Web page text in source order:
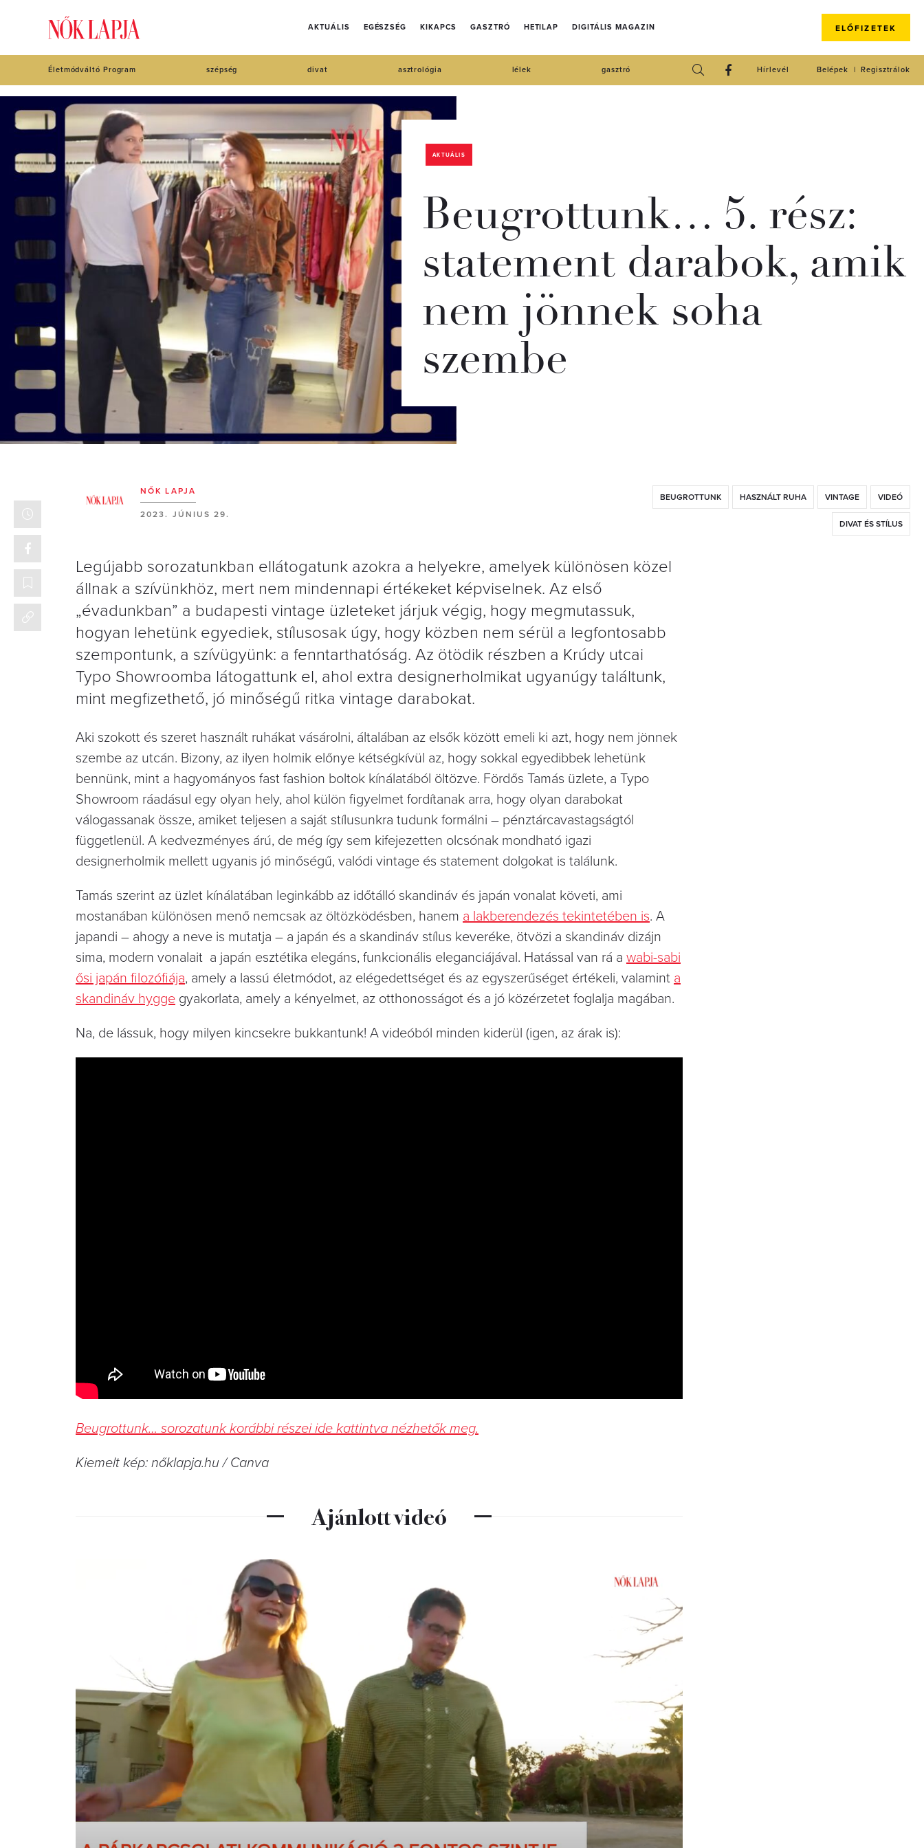
AKTUÁLIS EGÉSZSÉG KIKAPCS GASZTRÓ HETILAP DIGITÁLIS MAGAZIN ELŐFIZETEK
Életmódváltó Program szépség divat asztrológia lélek gasztró Regisztrálok
Belépek
Hírlevél
AKTUÁLIS
Beugrottunk… 5. rész:
statement darabok, amik
nem jönnek soha
szembe
NŐK LAPJA
2023. JÚNIUS 29.
BEUGROTTUNK HASZNÁLT RUHA VINTAGE VIDEÓ
DIVAT ÉS STÍLUS
Legújabb sorozatunkban ellátogatunk azokra a helyekre, amelyek különösen közel
állnak a szívünkhöz, mert nem mindennapi értékeket képviselnek. Az első
„évadunkban” a budapesti vintage üzleteket járjuk végig, hogy megmutassuk,
hogyan lehetünk egyediek, stílusosak úgy, hogy közben nem sérül a legfontosabb
szempontunk, a szívügyünk: a fenntarthatóság. Az ötödik részben a Krúdy utcai
Typo Showroomba látogattunk el, ahol extra designerholmikat ugyanúgy találtunk,
mint megfizethető, jó minőségű ritka vintage darabokat.
Aki szokott és szeret használt ruhákat vásárolni, általában az elsők között emeli ki azt, hogy nem jönnek
szembe az utcán. Bizony, az ilyen holmik előnye kétségkívül az, hogy sokkal egyedibbek lehetünk
bennünk, mint a hagyományos fast fashion boltok kínálatából öltözve. Fördős Tamás üzlete, a Typo
Showroom ráadásul egy olyan hely, ahol külön figyelmet fordítanak arra, hogy olyan darabokat
válogassanak össze, amiket teljesen a saját stílusunkra tudunk formálni – pénztárcavastagságtól
függetlenül. A kedvezményes árú, de még így sem kifejezetten olcsónak mondható igazi
designerholmik mellett ugyanis jó minőségű, valódi vintage és statement dolgokat is találunk.
Tamás szerint az üzlet kínálatában leginkább az időtálló skandináv és japán vonalat követi, ami
mostanában különösen menő nemcsak az öltözködésben, hanem a lakberendezés tekintetében is. A
japandi – ahogy a neve is mutatja – a japán és a skandináv stílus keveréke, ötvözi a skandináv dizájn
sima, modern vonalait a japán esztétika elegáns, funkcionális eleganciájával. Hatással van rá a wabi-sabi
ősi japán filozófiája, amely a lassú életmódot, az elégedettséget és az egyszerűséget értékeli, valamint a
skandináv hygge gyakorlata, amely a kényelmet, az otthonosságot és a jó közérzetet foglalja magában.
Na, de lássuk, hogy milyen kincsekre bukkantunk! A videóból minden kiderül (igen, az árak is):
Beugrottunk… sorozatunk korábbi részei ide kattintva nézhetők meg.
Kiemelt kép: nőklapja.hu / Canva
Ajánlott videó